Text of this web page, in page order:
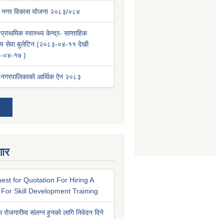
नगर विकास योजना २०८३/०८४
प्राथमिक स्वास्थ्य केन्द्र- साप्ताहिक
सेवा बुलेटिन (२०८३-०४-११ देखी
०४-१७ )
नगरपालिकाको आर्थिक ऐन २०८३
for Quotation For Hiring A
Skill Development Training
रोजगारीमा संलग्न हुनको लागि निवेदन दिने